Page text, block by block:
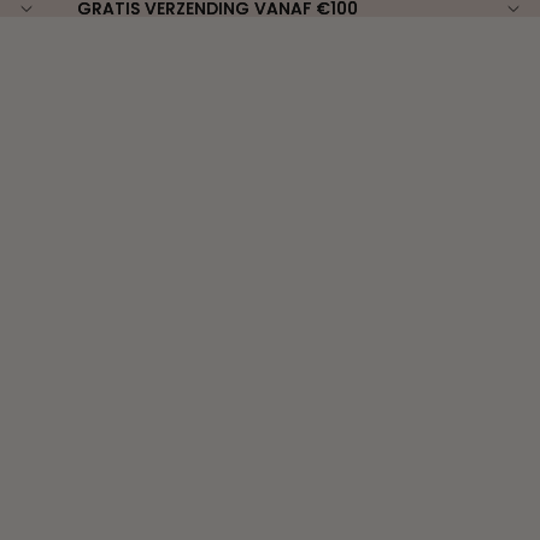
GRATIS VERZENDING VANAF €100
GRATIS VERZENDING VANAF €100